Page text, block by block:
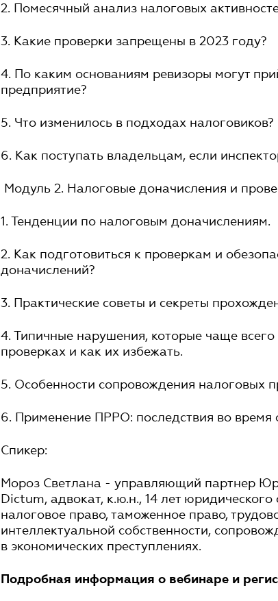
2. Помесячный анализ налоговых
3. Какие проверки запрещены в 2023 году?
4. По каким основаниям ревизоры могут
предприятие?
5. Что изменилось в подходах налоговиков?
6. Как поступать владельцам, если
Модуль 2. Налоговые доначисления и
1. Тенденции по налоговым доначислениям.
2. Как подготовиться к проверкам и
доначислений?
3. Практические советы и секреты
4. Типичные нарушения, которые чаще
проверках и как их избежать.
5. Особенности сопровождения налоговых
6. Применение ПРРО: последствия во время
Спикер:
Мороз Светлана - управляющий партнер
Dictum, адвокат, к.ю.н., 14 лет юридического
налоговое право, таможенное право,
интеллектуальной собственности,
в экономических преступлениях.
Подробная информация о вебинаре и